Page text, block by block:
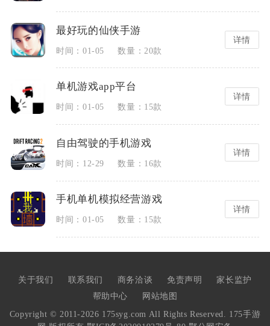
最好玩的仙侠手游
时间：01-05 数量：20款
详情
单机游戏app平台
时间：01-05 数量：15款
详情
自由驾驶的手机游戏
时间：12-29 数量：16款
详情
手机单机模拟经营游戏
时间：01-05 数量：15款
详情
现在流行的办公软件
时间：12-07 数量：15款
手机影视app软件哪个好
详情
手游排行榜网游前十名有哪些
时间：08-05 数量：30款
2023最火的网游排行榜前十名
详情
关于我们 联系我们 商务洽谈 免责声明
家长监护
帮助中心
网站地图
Copyright © 2011-2026 175syg.com All Rights Reserved. 175手游